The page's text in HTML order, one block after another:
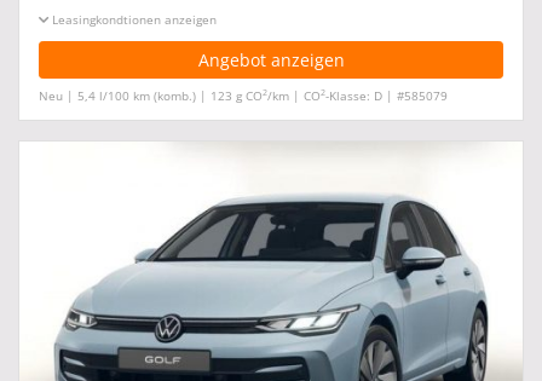
Leasingkonditionen ein-/ausblenden
Angebot anzeigen
Neu | 5,4 l/100 km (komb.) | 123 g CO2/km | CO2-Klasse: D | #585079